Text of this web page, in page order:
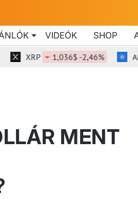
VIDEÓK SHOP
XRP 1,036$ -2,46% ADA
MENT